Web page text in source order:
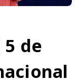
de